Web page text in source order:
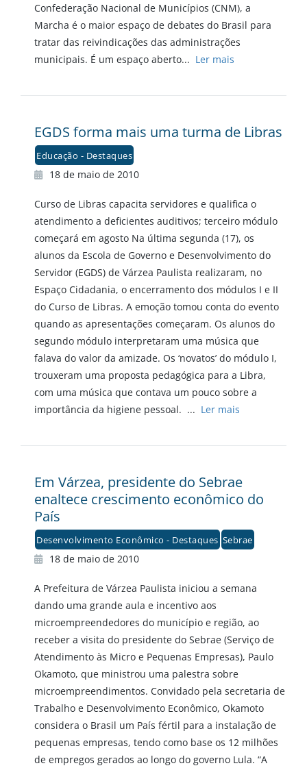
Confederação Nacional de Municípios (CNM), a
Marcha é o maior espaço de debates do Brasil para
tratar das reivindicações das administrações
municipais. É um espaço aberto... Ler mais
EGDS forma mais uma turma de Libras
Educação - Destaques
18 de maio de 2010
Curso de Libras capacita servidores e qualifica o
atendimento a deficientes auditivos; terceiro módulo
começará em agosto Na última segunda (17), os
alunos da Escola de Governo e Desenvolvimento do
Servidor (EGDS) de Várzea Paulista realizaram, no
Espaço Cidadania, o encerramento dos módulos I e II
do Curso de Libras. A emoção tomou conta do evento
quando as apresentações começaram. Os alunos do
segundo módulo interpretaram uma música que
falava do valor da amizade. Os ‘novatos’ do módulo I,
trouxeram uma proposta pedagógica para a Libra,
com uma música que contava um pouco sobre a
importância da higiene pessoal. ... Ler mais
Em Várzea, presidente do Sebrae
enaltece crescimento econômico do
País
Desenvolvimento Econômico - Destaques Sebrae
18 de maio de 2010
A Prefeitura de Várzea Paulista iniciou a semana
dando uma grande aula e incentivo aos
microempreendedores do município e região, ao
receber a visita do presidente do Sebrae (Serviço de
Atendimento às Micro e Pequenas Empresas), Paulo
Okamoto, que ministrou uma palestra sobre
microempreendimentos. Convidado pela secretaria de
Trabalho e Desenvolvimento Econômico, Okamoto
considera o Brasil um País fértil para a instalação de
pequenas empresas, tendo como base os 12 milhões
de empregos gerados ao longo do governo Lula. “A